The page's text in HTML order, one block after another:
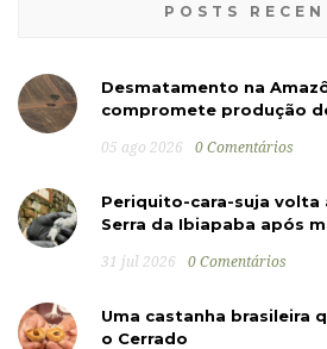
POSTS
Desmatamento na
compromete produção
05 ago 2026 0 Comentários
Periquito-cara-suja volta
Serra da Ibiapaba após
31 jul 2026 0 Comentários
Uma castanha brasileira
o Cerrado